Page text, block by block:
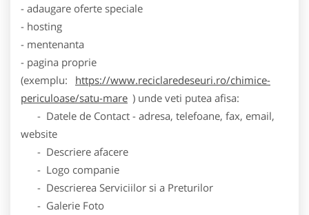
- adaugare oferte speciale
- hosting
- mentenanta
- pagina proprie
(exemplu:
https://www.reciclaredeseuri.ro/chimice-
periculoase/satu-mare ) unde veti putea afisa:
- Datele de Contact - adresa, telefoane, fax, email,
website
- Descriere afacere
- Logo companie
- Descrierea Serviciilor si a Preturilor
- Galerie Foto